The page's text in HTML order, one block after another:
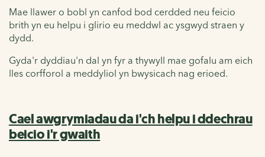
Mae llawer o bobl yn canfod bod cerdded neu feicio
brith yn eu helpu i glirio eu meddwl ac ysgwyd straen y
dydd.
Gyda'r dyddiau'n dal yn fyr a thywyll mae gofalu am eich
lles corfforol a meddyliol yn bwysicach nag erioed.
Cael awgrymiadau da i'ch helpu i ddechrau
beicio i'r gwaith